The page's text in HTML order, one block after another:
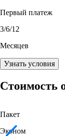
Первый платеж
3/6/12
Месяцев
Узнать условия
Стоимость
Пакет
Эконом